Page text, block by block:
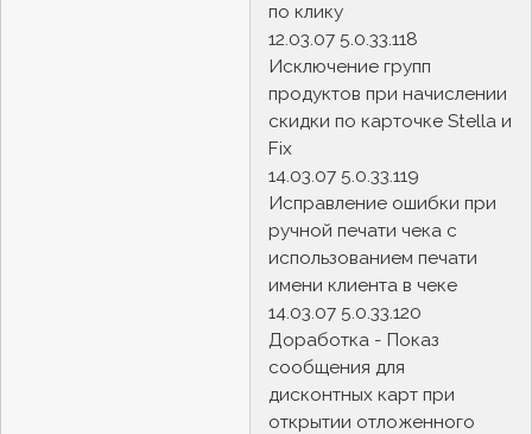
по клику
12.03.07 5.0.33.118
Исключение групп
продуктов при начислении
скидки по карточке Stella и
Fix
14.03.07 5.0.33.119
Исправление ошибки при
ручной печати чека с
использованием печати
имени клиента в чеке
14.03.07 5.0.33.120
Доработка - Показ
сообщения для
дисконтных карт при
открытии отложенного